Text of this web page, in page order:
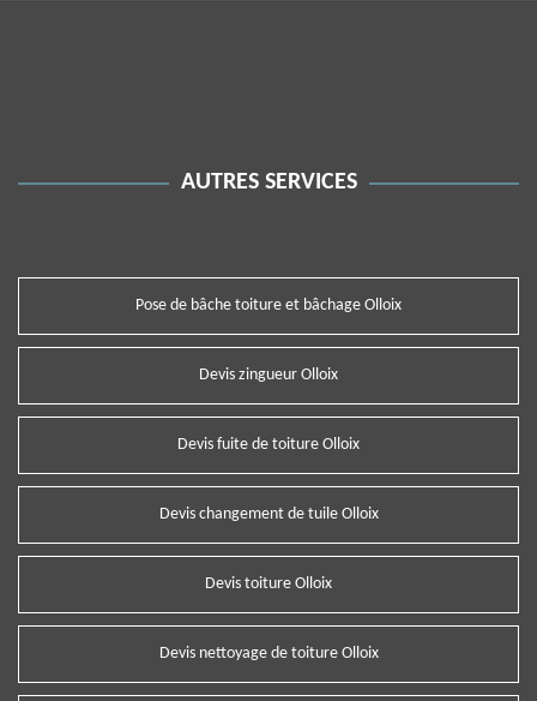
AUTRES SERVICES
Pose de bâche toiture et bâchage Olloix
Devis zingueur Olloix
Devis fuite de toiture Olloix
Devis changement de tuile Olloix
Devis toiture Olloix
Devis nettoyage de toiture Olloix